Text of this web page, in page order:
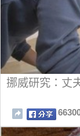
挪威研究：丈